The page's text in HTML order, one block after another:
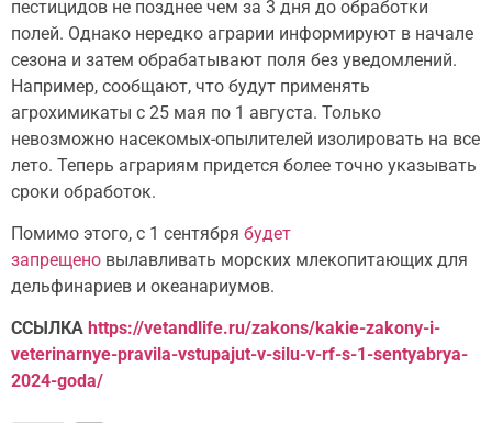
пестицидов не позднее чем за 3 дня до обработки
полей. Однако нередко аграрии информируют в начале
сезона и затем обрабатывают поля без уведомлений.
Например, сообщают, что будут применять
агрохимикаты с 25 мая по 1 августа. Только
невозможно насекомых-опылителей изолировать на все
лето. Теперь аграриям придется более точно указывать
сроки обработок.
Помимо этого, с 1 сентября будет
запрещено вылавливать морских млекопитающих для
дельфинариев и океанариумов.
ССЫЛКА https://vetandlife.ru/zakons/kakie-zakony-i-
veterinarnye-pravila-vstupajut-v-silu-v-rf-s-1-sentyabrya-
2024-goda/